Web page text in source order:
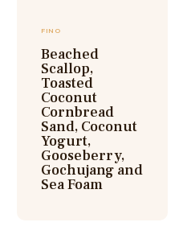
FINO
Beached
Scallop,
Toasted
Coconut
Cornbread
Sand, Coconut
Yogurt,
Gooseberry,
Gochujang and
Sea Foam